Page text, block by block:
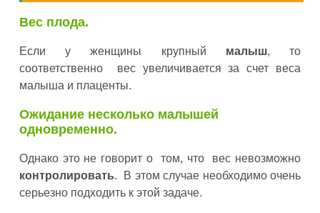
Вес плода.
Если у женщины крупный малыш, то
соответственно вес увеличивается за счет веса
малыша и плаценты.
Ожидание несколько малышей
одновременно.
Однако это не говорит о том, что вес невозможно
контролировать. В этом случае необходимо очень
серьезно подходить к этой задаче.